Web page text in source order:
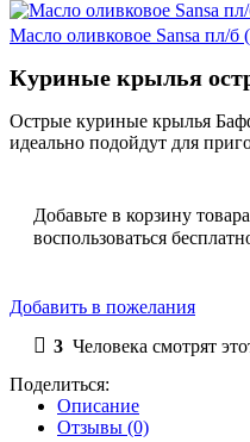
Масло оливковое Sansa пл/б
Куриные крылья
Острые куриные крылья
идеально подойдут для
Добавьте в корзину
воспользоваться
Добавить в пожелания
3 Человека смотрят
Поделиться:
Описание
Отзывы (0)